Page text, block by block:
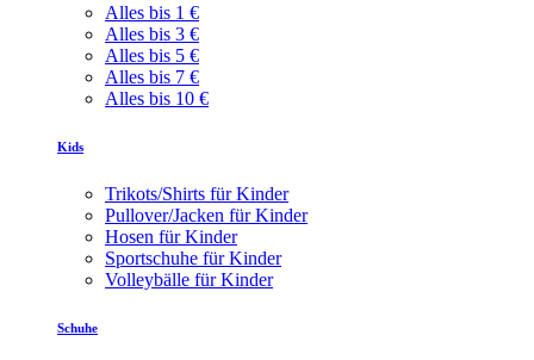
Alles bis 1 €
Alles bis 3 €
Alles bis 5 €
Alles bis 7 €
Alles bis 10 €
Kids
Trikots/Shirts für Kinder
Pullover/Jacken für Kinder
Hosen für Kinder
Sportschuhe für Kinder
Volleybälle für Kinder
Schuhe